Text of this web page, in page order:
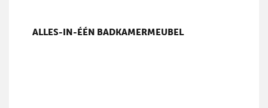
ALLES-IN-ÉÉN BADKAMERMEUBEL